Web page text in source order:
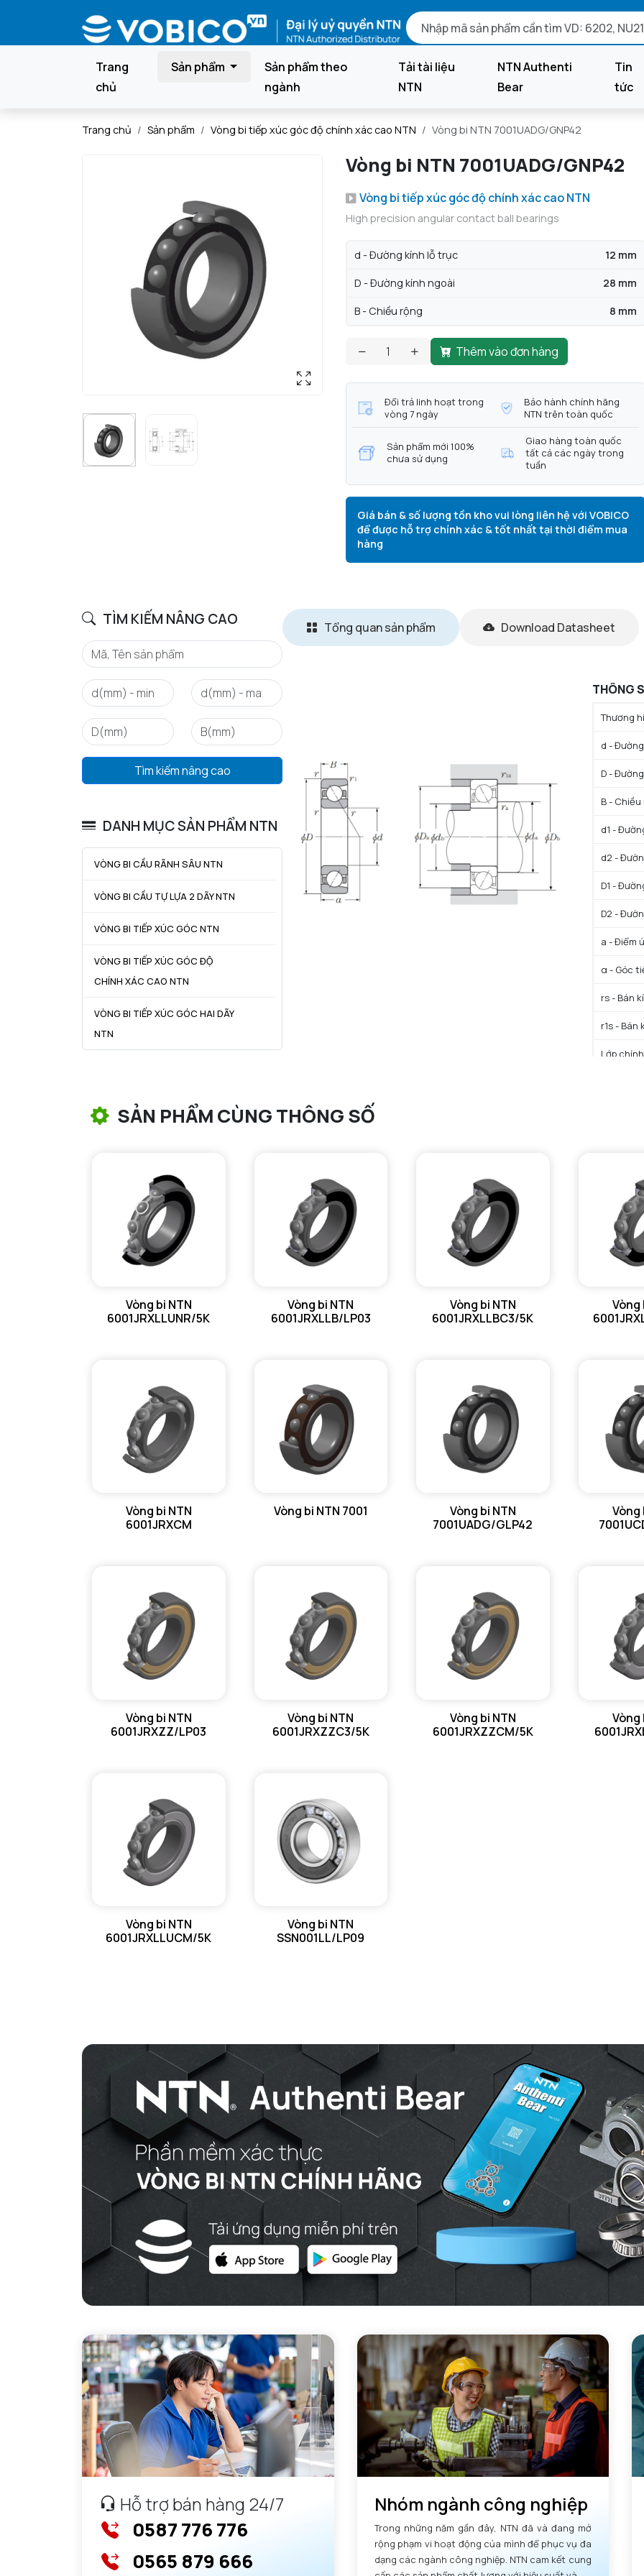
Trang
chủ
Sản phẩm
Sản phẩm theo
ngành
Tải tài liệu
NTN
NTN Authenti
Bear
Tin
tức
Trang chủ Sản phẩm Vòng bi tiếp xúc góc độ chính xác cao NTN Vòng bi NTN 7001UADG/GNP42
Vòng bi NTN 7001UADG/GNP42
Vòng bi tiếp xúc góc độ chính xác cao NTN
High precision angular contact ball bearings
d - Đường kính lỗ trục 12 mm
D - Đường kính ngoài 28 mm
B - Chiều rộng 8 mm
Thêm vào đơn hàng
Đổi trả linh hoạt trong
vòng 7 ngày
Bảo hành chính hãng
NTN trên toàn quốc
Sản phẩm mới 100%
chưa sử dụng
Giao hàng toàn quốc
tất cả các ngày trong
tuần
Giá bán & số lượng tồn kho vui lòng liên hệ với VOBICO
để được hỗ trợ chính xác & tốt nhất tại thời điểm mua
hàng
TÌM KIẾM NÂNG CAO
Tìm kiếm nâng cao
DANH MỤC SẢN PHẨM NTN
VÒNG BI CẦU RÃNH SÂU NTN
VÒNG BI CẦU TỰ LỰA 2 DÃY NTN
VÒNG BI TIẾP XÚC GÓC NTN
VÒNG BI TIẾP XÚC GÓC ĐỘ
CHÍNH XÁC CAO NTN
VÒNG BI TIẾP XÚC GÓC HAI DÃY
NTN
VÒNG BI ĐŨA TRỤ NTN
VÒNG BI KIM NTN
VÒNG BI CHẶN TRỤC NTN
GỐI ĐỠ NTN
MÁY GIA NHIỆT NTN
Tổng quan sản phẩm Download Datasheet
THÔNG
Thương
d -
D -
B - Chiều
d1 -
d2 -
D1 -
D2 -
a - Điểm
α - Góc
rs - Bán
r1s -
Lớp
f0 - Hệ số
N lim -
N lim -
Giá trị
GIỚI HẠN
da min -
Da max
r1a -
SẢN PHẨM CÙNG THÔNG SỐ
Vòng bi NTN
6001JRXLLUNR/5K
Vòng bi NTN
6001JRXLLB/LP03
Vòng bi NTN
6001JRXLLBC3/5K
Vòng
Vòng bi NTN
6001JRXCM
Vòng bi NTN 7001
Vòng bi NTN
7001UADG/GLP42
Vòng
Vòng bi NTN
6001JRXZZ/LP03
Vòng bi NTN
6001JRXZZC3/5K
Vòng bi NTN
6001JRXZZCM/5K
Vòng
Vòng bi NTN
6001JRXLLUCM/5K
Vòng bi NTN
SSN001LL/LP09
Hỗ trợ bán hàng 24/7
0587 776 776
0565 879 666
Nhóm ngành công nghiệp
Trong những năm gần đây, NTN đã và đang mở
rộng phạm vi hoạt động của mình để phục vụ đa
dạng các ngành công nghiệp. NTN cam kết cung